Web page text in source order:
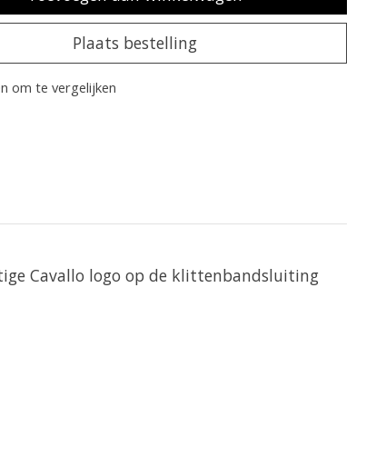
Plaats bestelling
om te vergelijken
Cavallo logo op de klittenbandsluiting